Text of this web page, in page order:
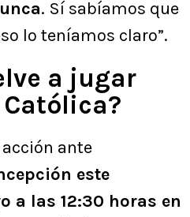
. Sí sabíamos que
lo teníamos claro”.
a jugar
acción ante
este
a las 12:30 horas en